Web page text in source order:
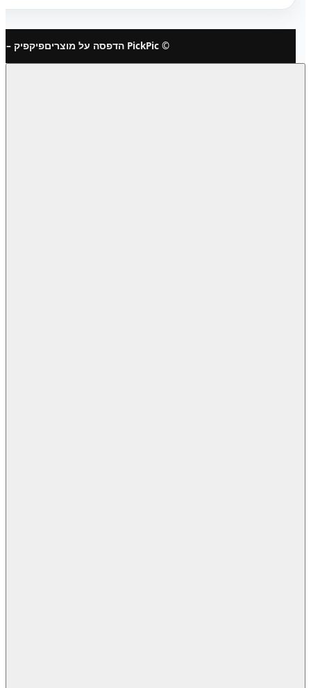
© PickPic הדפסה על מוצרים פיקפיק –